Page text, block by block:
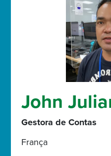
John
Gestora de Contas
França